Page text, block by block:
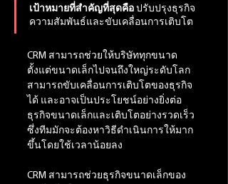
เป้าหมายที่สำคัญที่สุดคือ ปรับปรุงธุรกิจ
ความสัมพันธ์และขับเคลื่อนการเติบโต
CRM สามารถช่วยให้บริษัททุกขนาด
ตั้งแต่ขนาดเล็กไปจนถึงใหญ่ระดับโลก
สามารถขับเคลื่อนการเติบโตของธุรกิจ
ได้ และอาจเป็นประโยชน์อย่างยิ่งต่อ
ธุรกิจขนาดเล็กและเติบโตอย่างรวดเร็ว
ซึ่งทีมมักจะต้องหาวิธีดำเนินการให้มาก
ขึ้นโดยใช้เวลาน้อยลง
CRM สามารถช่วยธุรกิจขนาดเล็กของ